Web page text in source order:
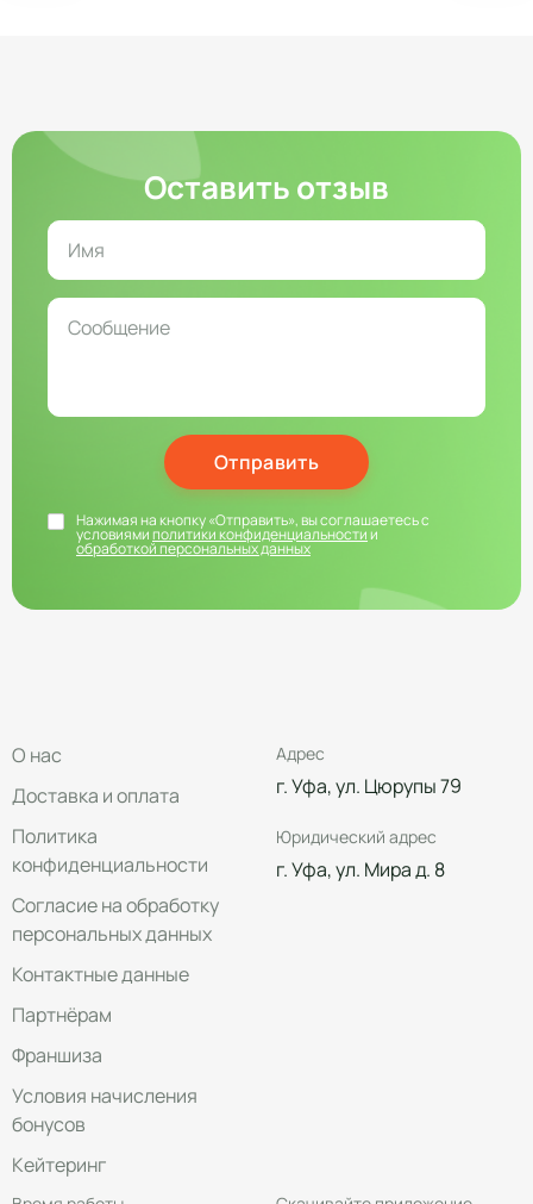
Оставить отзыв
Отправить
Нажимая на кнопку «Отправить», вы соглашаетесь с
условиямиполитики конфиденциальностии
обработкой персональных данных
О нас
Доставка и оплата
Политика
конфиденциальности
Согласие на обработку
персональных данных
Контактные данные
Партнёрам
Франшиза
Условия начисления
бонусов
Кейтеринг
Адрес
г. Уфа, ул. Цюрупы 79
Юридический адрес
г. Уфа, ул. Мира д. 8